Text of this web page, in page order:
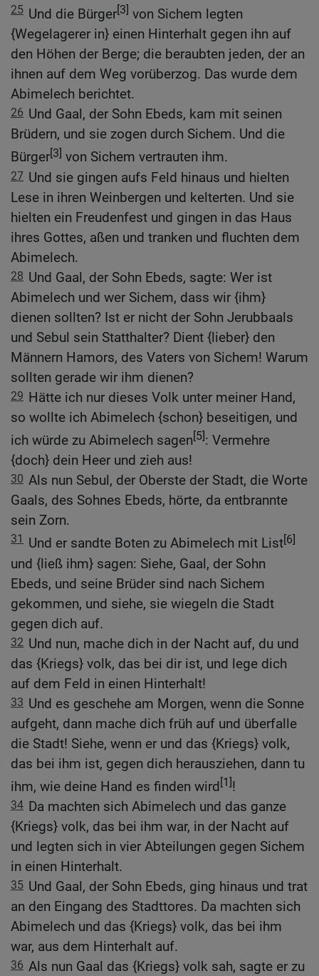
25 Und die Bürger[3] von Sichem legten
{Wegelagerer in} einen Hinterhalt gegen ihn auf
den Höhen der Berge; die beraubten jeden, der an
ihnen auf dem Weg vorüberzog. Das wurde dem
Abimelech berichtet.
26 Und Gaal, der Sohn Ebeds, kam mit seinen
Brüdern, und sie zogen durch Sichem. Und die
Bürger[3] von Sichem vertrauten ihm.
27 Und sie gingen aufs Feld hinaus und hielten
Lese in ihren Weinbergen und kelterten. Und sie
hielten ein Freudenfest und gingen in das Haus
ihres Gottes, aßen und tranken und fluchten dem
Abimelech.
28 Und Gaal, der Sohn Ebeds, sagte: Wer ist
Abimelech und wer Sichem, dass wir {ihm}
dienen sollten? Ist er nicht der Sohn Jerubbaals
und Sebul sein Statthalter? Dient {lieber} den
Männern Hamors, des Vaters von Sichem! Warum
sollten gerade wir ihm dienen?
29 Hätte ich nur dieses Volk unter meiner Hand,
so wollte ich Abimelech {schon} beseitigen, und
ich würde zu Abimelech sagen[5]: Vermehre
{doch} dein Heer und zieh aus!
30 Als nun Sebul, der Oberste der Stadt, die Worte
Gaals, des Sohnes Ebeds, hörte, da entbrannte
sein Zorn.
31 Und er sandte Boten zu Abimelech mit List[6]
und {ließ ihm} sagen: Siehe, Gaal, der Sohn
Ebeds, und seine Brüder sind nach Sichem
gekommen, und siehe, sie wiegeln die Stadt
gegen dich auf.
32 Und nun, mache dich in der Nacht auf, du und
das {Kriegs} volk, das bei dir ist, und lege dich
auf dem Feld in einen Hinterhalt!
33 Und es geschehe am Morgen, wenn die Sonne
aufgeht, dann mache dich früh auf und überfalle
die Stadt! Siehe, wenn er und das {Kriegs} volk,
das bei ihm ist, gegen dich herausziehen, dann tu
ihm, wie deine Hand es finden wird[1]!
34 Da machten sich Abimelech und das ganze
{Kriegs} volk, das bei ihm war, in der Nacht auf
und legten sich in vier Abteilungen gegen Sichem
in einen Hinterhalt.
35 Und Gaal, der Sohn Ebeds, ging hinaus und trat
an den Eingang des Stadttores. Da machten sich
Abimelech und das {Kriegs} volk, das bei ihm
war, aus dem Hinterhalt auf.
36 Als nun Gaal das {Kriegs} volk sah, sagte er zu